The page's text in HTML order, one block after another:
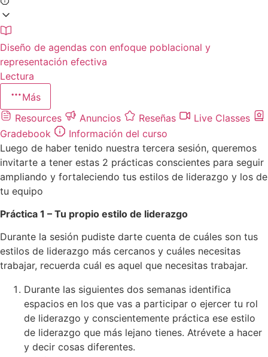
Diseño de agendas con enfoque poblacional y
representación efectiva
Lectura
Más
Resources
Anuncios Reseñas
Live Classes
Gradebook
Información del curso
Luego de haber tenido nuestra tercera sesión, queremos
invitarte a tener estas 2 prácticas conscientes para seguir
ampliando y fortaleciendo tus estilos de liderazgo y los de
tu equipo
Práctica 1 – Tu propio estilo de liderazgo
Durante la sesión pudiste darte cuenta de cuáles son tus
estilos de liderazgo más cercanos y cuáles necesitas
trabajar, recuerda cuál es aquel que necesitas trabajar.
Durante las siguientes dos semanas identifica
espacios en los que vas a participar o ejercer tu rol
de liderazgo y conscientemente práctica ese estilo
de liderazgo que más lejano tienes. Atrévete a hacer
y decir cosas diferentes.